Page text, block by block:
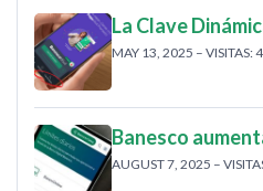
La Clave
MAY 13, 2025 – VISITAS:
Banesco
AUGUST 7, 2025 –